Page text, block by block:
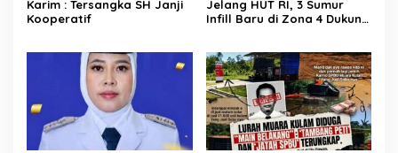
Karim : Tersangka SH Janji
Kooperatif
Jelang HUT RI, 3 Sumur
Infill Baru di Zona 4 Dukung